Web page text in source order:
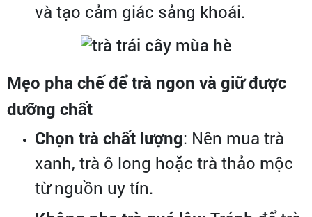
và tạo cảm giác sảng khoái.
Mẹo pha chế để trà ngon và giữ được
dưỡng chất
Chọn trà chất lượng: Nên mua trà
xanh, trà ô long hoặc trà thảo mộc
từ nguồn uy tín.